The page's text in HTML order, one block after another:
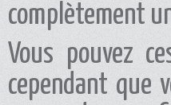
complètement
Vous pouvez
cependant que